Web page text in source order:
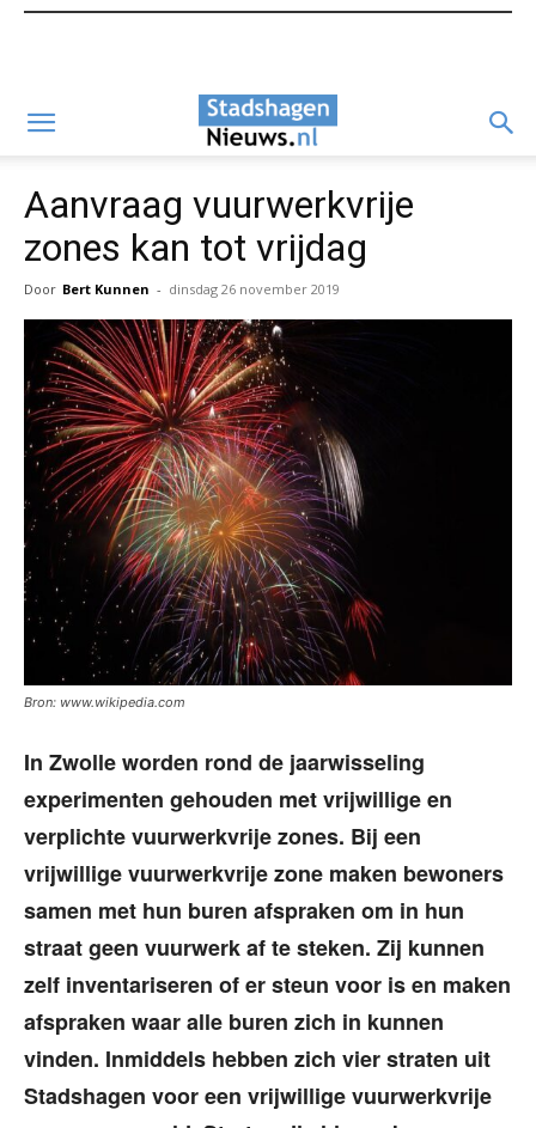
Aanvraag vuurwerkvrije
zones kan tot vrijdag
Door Bert Kunnen - dinsdag 26 november 2019
Bron: www.wikipedia.com
In Zwolle worden rond de jaarwisseling
experimenten gehouden met vrijwillige en
verplichte vuurwerkvrije zones. Bij een
vrijwillige vuurwerkvrije zone maken bewoners
samen met hun buren afspraken om in hun
straat geen vuurwerk af te steken. Zij kunnen
zelf inventariseren of er steun voor is en maken
afspraken waar alle buren zich in kunnen
vinden. Inmiddels hebben zich vier straten uit
Stadshagen voor een vrijwillige vuurwerkvrije